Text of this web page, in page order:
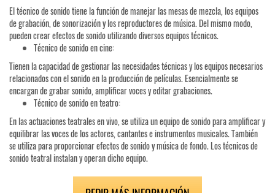
El técnico de sonido tiene la función de manejar las mesas de mezcla, los equipos
de grabación, de sonorización y los reproductores de música. Del mismo modo,
pueden crear efectos de sonido utilizando diversos equipos técnicos.
Técnico de sonido en cine:
Tienen la capacidad de gestionar las necesidades técnicas y los equipos necesarios
relacionados con el sonido en la producción de películas. Esencialmente se
encargan de grabar sonido, amplificar voces y editar grabaciones.
Técnico de sonido en teatro:
En las actuaciones teatrales en vivo, se utiliza un equipo de sonido para amplificar y
equilibrar las voces de los actores, cantantes e instrumentos musicales. También
se utiliza para proporcionar efectos de sonido y música de fondo. Los técnicos de
sonido teatral instalan y operan dicho equipo.